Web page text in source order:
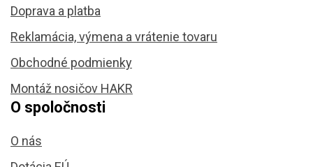
Doprava a platba
Reklamácia, výmena a vrátenie tovaru
Obchodné podmienky
Montáž nosičov HAKR
O spoločnosti
O nás